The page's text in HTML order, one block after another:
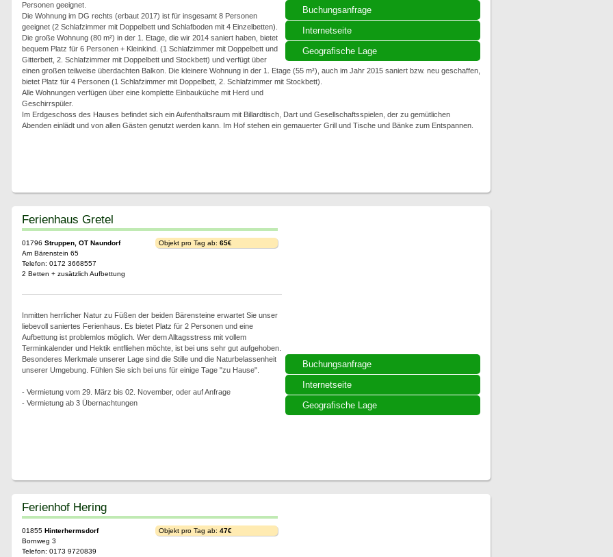
Buchungsanfrage
Internetseite
Geografische Lage
Personen geeignet.
Die Wohnung im DG rechts (erbaut 2017) ist für insgesamt 8 Personen
geeignet (2 Schlafzimmer mit Doppelbett und Schlafboden mit 4 Einzelbetten).
Die große Wohnung (80 m²) in der 1. Etage, die wir 2014 saniert haben, bietet
bequem Platz für 6 Personen + Kleinkind. (1 Schlafzimmer mit Doppelbett und
Gitterbett, 2. Schlafzimmer mit Doppelbett und Stockbett) und verfügt über
einen großen teilweise überdachten Balkon. Die kleinere Wohnung in der 1. Etage (55 m²), auch im Jahr 2015 saniert bzw. neu geschaffen,
bietet Platz für 4 Personen (1 Schlafzimmer mit Doppelbett, 2. Schlafzimmer mit Stockbett).
Alle Wohnungen verfügen über eine komplette Einbauküche mit Herd und
Geschirrspüler.
Im Erdgeschoss des Hauses befindet sich ein Aufenthaltsraum mit Billardtisch, Dart und Gesellschaftsspielen, der zu gemütlichen
Abenden einlädt und von allen Gästen genutzt werden kann. Im Hof stehen ein gemauerter Grill und Tische und Bänke zum Entspannen.
Buchungsanfrage
Internetseite
Geografische Lage
Ferienhaus Gretel
01796 Struppen, OT Naundorf
Am Bärenstein 65
Telefon: 0172 3668557
2 Betten + zusätzlich Aufbettung
Objekt pro Tag ab: 65€
Inmitten herrlicher Natur zu Füßen der beiden Bärensteine erwartet Sie unser
liebevoll saniertes Ferienhaus. Es bietet Platz für 2 Personen und eine
Aufbettung ist problemlos möglich. Wer dem Alltagsstress mit vollem
Terminkalender und Hektik entfliehen möchte, ist bei uns sehr gut aufgehoben.
Besonderes Merkmale unserer Lage sind die Stille und die Naturbelassenheit
unserer Umgebung. Fühlen Sie sich bei uns für einige Tage "zu Hause".
- Vermietung vom 29. März bis 02. November, oder auf Anfrage
- Vermietung ab 3 Übernachtungen
Ferienhof Hering
01855 Hinterhermsdorf
Bornweg 3
Telefon: 0173 9720839
Objekt pro Tag ab: 47€